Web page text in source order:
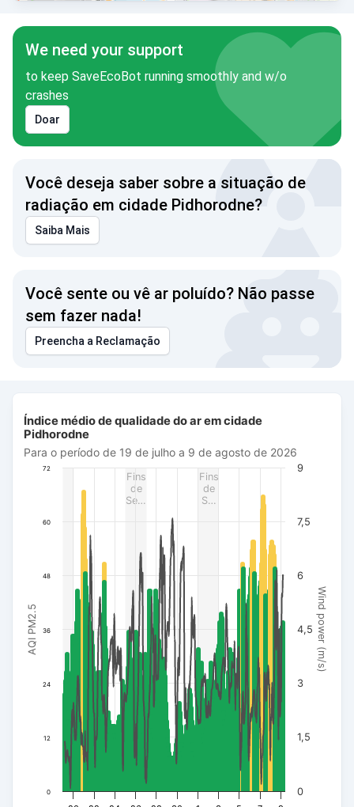
We need your support
to keep SaveEcoBot running smoothly and w/o
crashes
Doar
Você deseja saber sobre a situação de
radiação em cidade Pidhorodne?
Saiba Mais
Você sente ou vê ar poluído? Não passe
sem fazer nada!
Preencha a Reclamação
Combination chart with 3 data series.
Para o período de 19 de julho a 9 de agosto de 2026
The chart has 1 X axis displaying Data. Data ranges from
The chart has 3 Y axes displaying AQI PM2.5, Wind power
Fins
de
S…
Fins
de
Se…
AQI PM2.5 Wind power (m/s)
Índice médio de qualidade do ar em cidade
Pidhorodne
Para o período de 19 de julho a 9 de agosto de 2026
0
12
24
36
48
60
72
0
1,5
3
4,5
6
7,5
9